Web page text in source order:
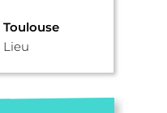
Toulouse
Lieu